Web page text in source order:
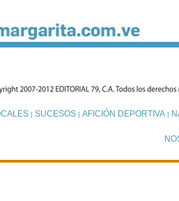
| SUCESOS| AFICIÓN DEPORTIVA|